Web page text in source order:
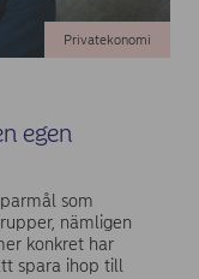
Privatekonomi
egen
som
nämligen
konkret har
spara ihop till